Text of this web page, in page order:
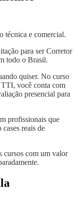
técnica e comercial.
para ser Corretor
todo o Brasil.
quiser. No curso
você conta com
presencial para
profissionais que
reais de
cursos com um valor